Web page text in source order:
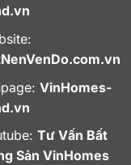
VinHomes-
Tư Vấn Bất
Sản VinHomes